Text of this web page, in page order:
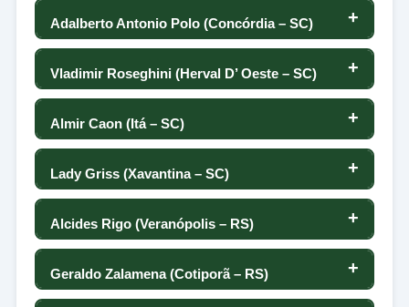
0
100
99
0
99
76
98
0
98
77
97
0
97
-2
78
96
0
96
88
-121
79
95
0
95
7
35
-69
80
94
Adalberto Antonio Polo (Concórdia – SC)
32
-88
44
81
Vladimir Roseghini (Herval D’ Oeste – SC)
72
-12
-35
Almir Caon (Itá – SC)
18
-57
-12
Lady Griss (Xavantina – SC)
76
-23
Alcides Rigo (Veranópolis – RS)
12
Geraldo Zalamena (Cotiporã – RS)